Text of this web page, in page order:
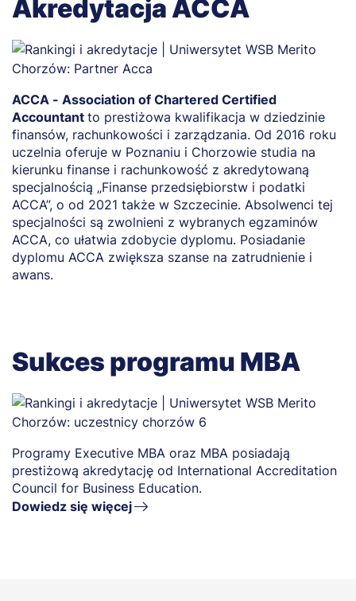
Akredytacja ACCA
ACCA - Association of Chartered Certified
Accountant to prestiżowa kwalifikacja w dziedzinie
finansów, rachunkowości i zarządzania. Od 2016 roku
uczelnia oferuje w Poznaniu i Chorzowie studia na
kierunku finanse i rachunkowość z akredytowaną
specjalnością „Finanse przedsiębiorstw i podatki
ACCA”, o od 2021 także w Szczecinie. Absolwenci tej
specjalności są zwolnieni z wybranych egzaminów
ACCA, co ułatwia zdobycie dyplomu. Posiadanie
dyplomu ACCA zwiększa szanse na zatrudnienie i
awans.
Sukces programu MBA
Programy Executive MBA oraz MBA posiadają
prestiżową akredytację od International Accreditation
Council for Business Education.
Dowiedz się więcej